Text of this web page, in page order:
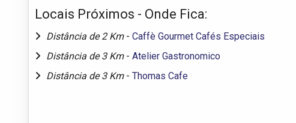
Locais Próximos - Onde Fica:
Distância de 2 Km - Caffè Gourmet Cafés Especiais
Distância de 3 Km - Atelier Gastronomico
Distância de 3 Km - Thomas Cafe